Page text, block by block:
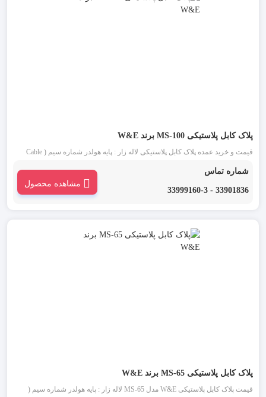
پلاک کابل پلاستیکی MS-100 برند W&E
قیمت و خرید عمده پلاک کابل پلاستیکی لاله زار : پایه هولدر شماره سیم ( Cable
ابزاری است که برای نشانه گذاری کابل های شبکه استفاده می شود. پلاک کابل
پلاستیکی MS-100 شامل نوار پلاستیکی می باشد که امکان اتصال با کابل‌هایی تا
عرض 7.4 میلی‌متر را فراهم می‌کندو به عنوان لیبل سیم و کابل برق به کار می رود.
شماره تماس
33901836 - 33999160-3
مشاهده محصول
پلاک کابل پلاستیکی MS-65 برند W&E
قیمت پلاک کابل پلاستیکی W&E مدل MS-65 لاله زار : پایه هولدر شماره سیم (